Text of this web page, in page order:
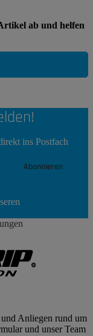
ab und helfen
ins Postfach
Abonnieren
Anliegen rund um
und unser Team